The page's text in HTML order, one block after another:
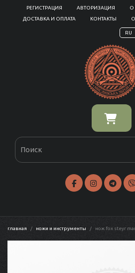
РЕГИСТРАЦИЯ АВТОРИЗАЦИЯ
О
ДОСТАВКА И ОПЛАТА
КОНТАКТЫ
RU
главная ножи и инструменты нож fox steyr